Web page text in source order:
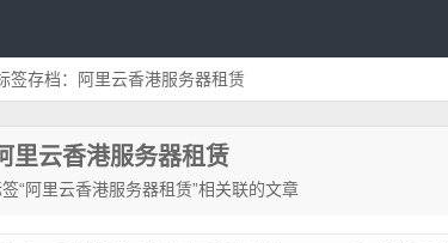
签存档：阿里云香港服务器租赁
里云香港服务器租赁
“阿里云香港服务器租赁”相关联的文章